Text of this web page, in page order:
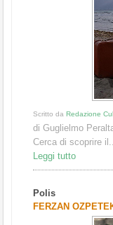
Scritto da Redazione
di Guglielmo
Cerca di scoprire il...
Leggi tutto
Polis
FERZAN